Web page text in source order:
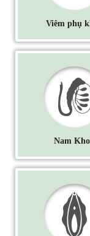
Viêm phụ
Nam